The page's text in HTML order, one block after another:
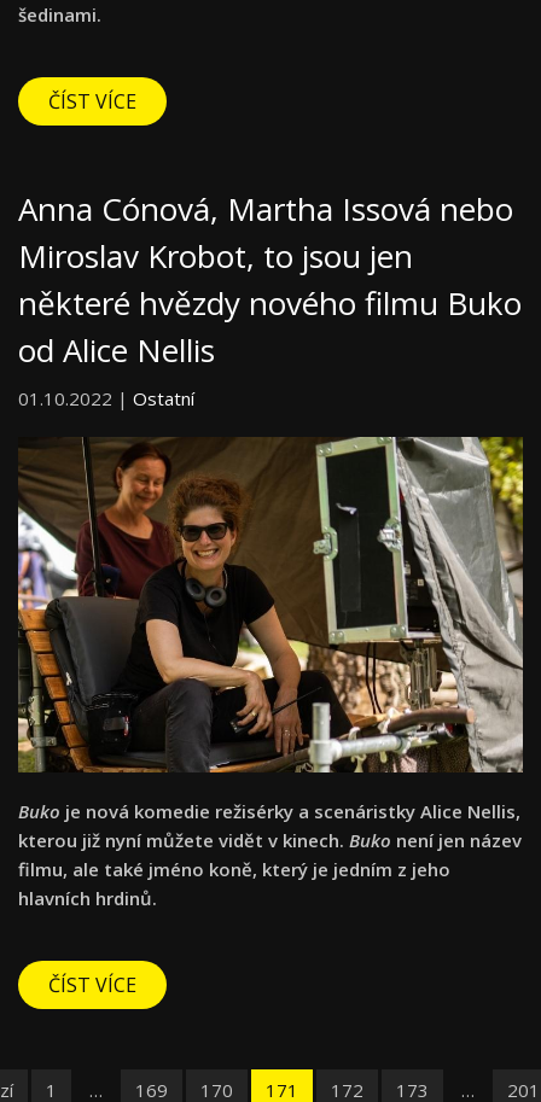
šedinami.
ČÍST VÍCE
Anna Cónová, Martha Issová nebo
Miroslav Krobot, to jsou jen
některé hvězdy nového filmu Buko
od Alice Nellis
01.10.2022 | Ostatní
Buko je nová komedie režisérky a scenáristky Alice Nellis,
kterou již nyní můžete vidět v kinech. Buko není jen název
filmu, ale také jméno koně, který je jedním z jeho
hlavních hrdinů.
ČÍST VÍCE
1 … 169 170 171 172 173 … 201